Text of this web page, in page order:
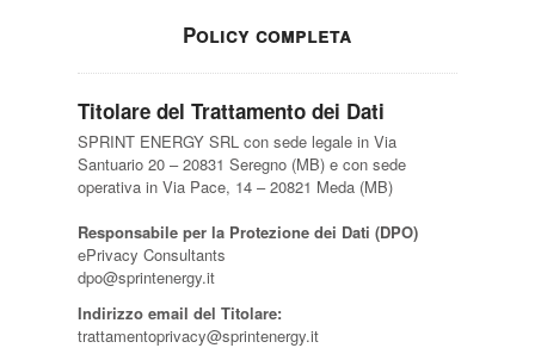
Policy completa
Titolare del Trattamento dei Dati
SPRINT ENERGY SRL con sede legale in Via
Santuario 20 – 20831 Seregno (MB) e con sede
operativa in Via Pace, 14 – 20821 Meda (MB)
Responsabile per la Protezione dei Dati (DPO)
ePrivacy Consultants
dpo@sprintenergy.it
Indirizzo email del Titolare:
trattamentoprivacy@sprintenergy.it